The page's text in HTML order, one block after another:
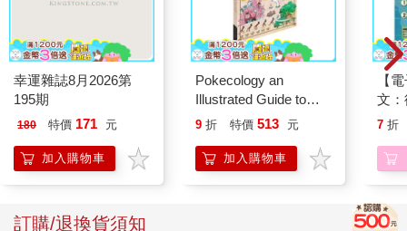
幸運雜誌8月2026第
195期
180 特價 171 元
加入購物車
Pokecology an
Illustrated Guide to
Pokemon Ecology
Press)
9 折 特價 513 元
加入購物車
【
文
本
7 折
訂購/退換貨須知